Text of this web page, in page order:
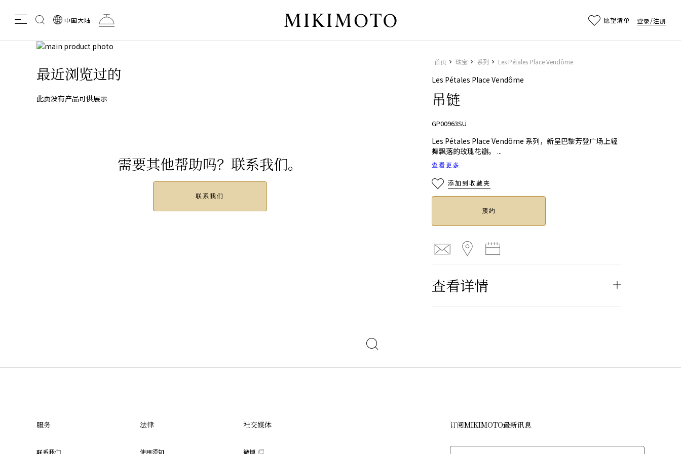
Search
the
Site
中国大陆 愿望清单 登录/注册
Skip
the
end
the
吊
链
to
the
of
最近浏览过的
此页没有产品可供展示
需要其他帮助吗？联系我们。
联系我们
首页 珠宝 系列 Les Pétales Place Vendôme
Les Pétales Place Vendôme
吊链
GP00963SU
Les Pétales Place Vendôme 系列，新呈巴黎芳登广场上轻
舞飘落的玫瑰花瓣。 ...
查看更多
添加到收藏夹
预约
查看详情
服务
联系我们
法律
使用须知
社交媒体
微博
订阅MIKIMOTO最新讯息